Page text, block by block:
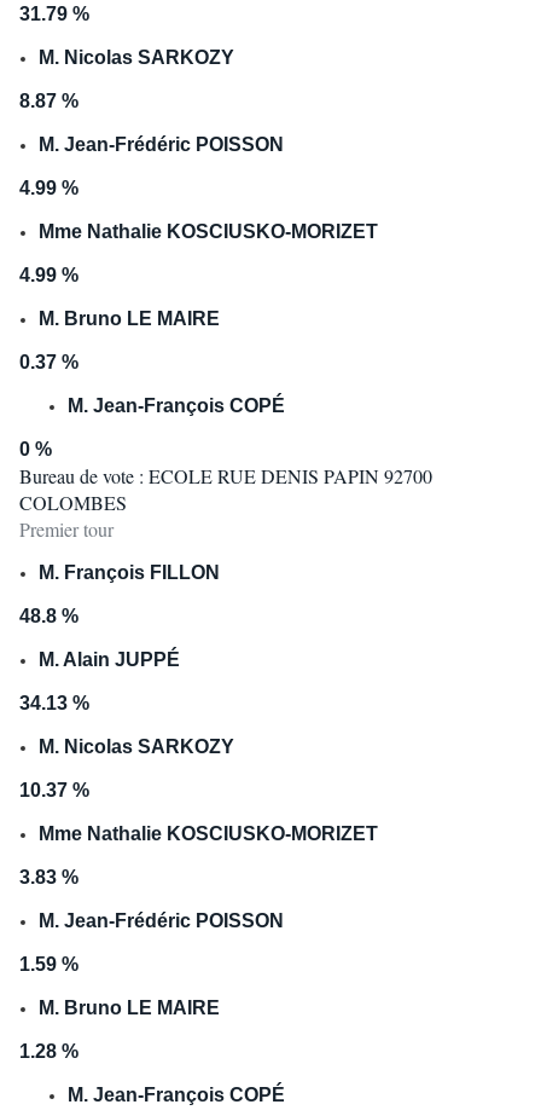
31.79 %
M. Nicolas SARKOZY
8.87 %
M. Jean-Frédéric POISSON
4.99 %
Mme Nathalie KOSCIUSKO-MORIZET
4.99 %
M. Bruno LE MAIRE
0.37 %
M. Jean-François COPÉ
0 %
Bureau de vote : ECOLE RUE DENIS PAPIN 92700
COLOMBES
Premier tour
M. François FILLON
48.8 %
M. Alain JUPPÉ
34.13 %
M. Nicolas SARKOZY
10.37 %
Mme Nathalie KOSCIUSKO-MORIZET
3.83 %
M. Jean-Frédéric POISSON
1.59 %
M. Bruno LE MAIRE
1.28 %
M. Jean-François COPÉ